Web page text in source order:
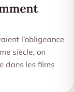
l’obligeance
siècle, on
dans les films